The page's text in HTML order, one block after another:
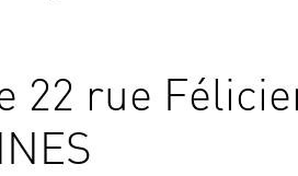
22 rue